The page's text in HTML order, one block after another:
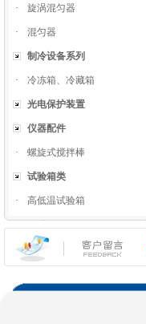
· 旋涡混匀器
· 混匀器
制冷设备系列
· 冷冻箱、冷藏箱
光电保护装置
仪器配件
· 螺旋式搅拌棒
试验箱类
· 高低温试验箱